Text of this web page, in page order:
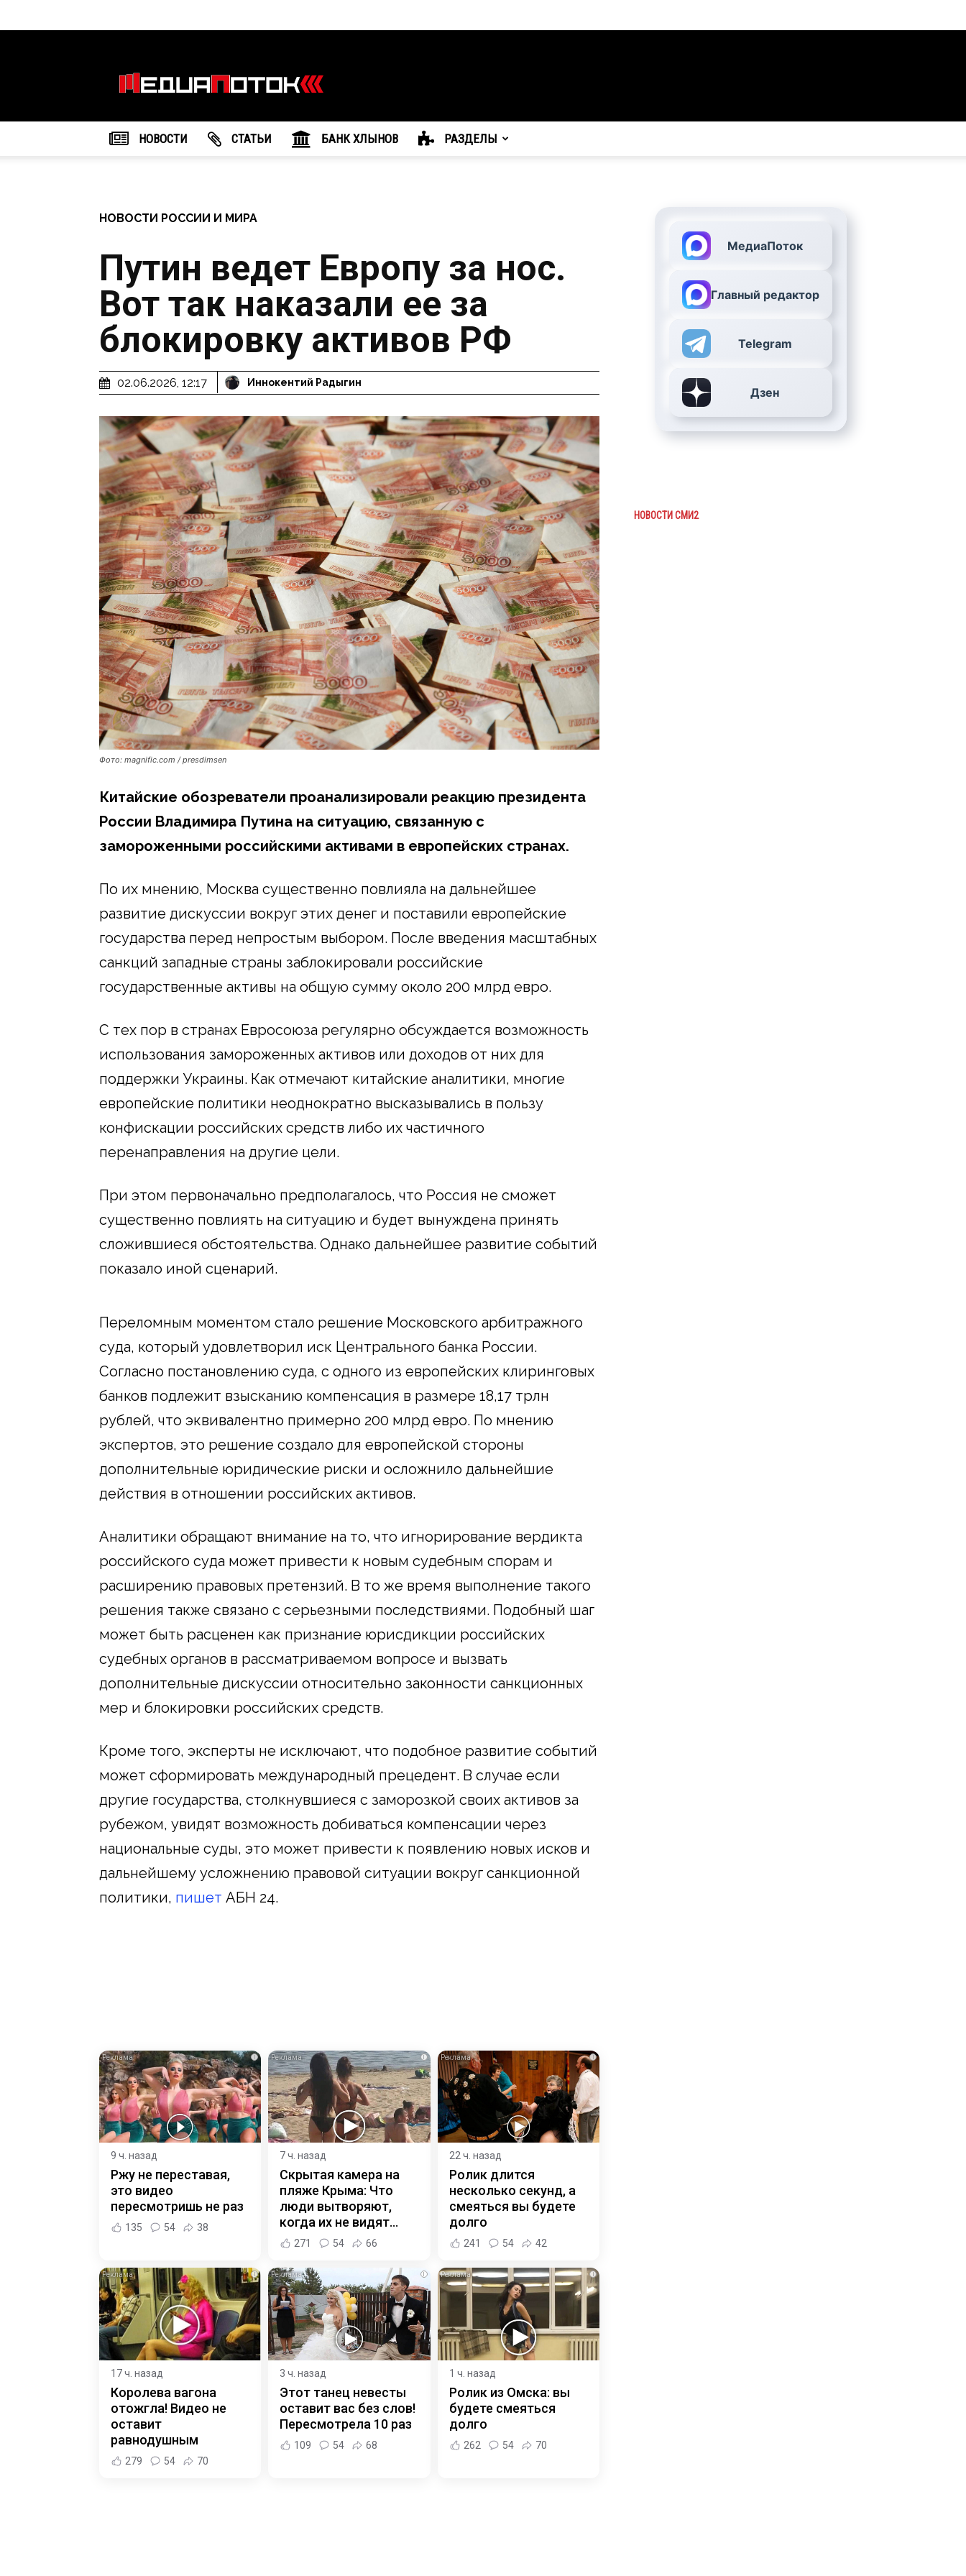
агентство
"МедиаПоток"
НОВОСТИ CТАТЬИ БАНК ХЛЫНОВ РАЗДЕЛЫ
НОВОСТИ РОССИИ И МИРА
Путин ведет Европу за нос.
Вот так наказали ее за
блокировку активов РФ
02.06.2026, 12:17 Иннокентий Радыгин
Фото: magnific.com / presdimsen
Китайские обозреватели проанализировали реакцию президента
России Владимира Путина на ситуацию, связанную с
замороженными российскими активами в европейских странах.
По их мнению, Москва существенно повлияла на дальнейшее
развитие дискуссии вокруг этих денег и поставили европейские
государства перед непростым выбором. После введения масштабных
санкций западные страны заблокировали российские
государственные активы на общую сумму около 200 млрд евро.
С тех пор в странах Евросоюза регулярно обсуждается возможность
использования замороженных активов или доходов от них для
поддержки Украины. Как отмечают китайские аналитики, многие
европейские политики неоднократно высказывались в пользу
конфискации российских средств либо их частичного
перенаправления на другие цели.
При этом первоначально предполагалось, что Россия не сможет
существенно повлиять на ситуацию и будет вынуждена принять
сложившиеся обстоятельства. Однако дальнейшее развитие событий
показало иной сценарий.
Переломным моментом стало решение Московского арбитражного
суда, который удовлетворил иск Центрального банка России.
Согласно постановлению суда, с одного из европейских клиринговых
банков подлежит взысканию компенсация в размере 18,17 трлн
рублей, что эквивалентно примерно 200 млрд евро. По мнению
экспертов, это решение создало для европейской стороны
дополнительные юридические риски и осложнило дальнейшие
действия в отношении российских активов.
Аналитики обращают внимание на то, что игнорирование вердикта
российского суда может привести к новым судебным спорам и
расширению правовых претензий. В то же время выполнение такого
решения также связано с серьезными последствиями. Подобный шаг
может быть расценен как признание юрисдикции российских
судебных органов в рассматриваемом вопросе и вызвать
дополнительные дискуссии относительно законности санкционных
мер и блокировки российских средств.
Кроме того, эксперты не исключают, что подобное развитие событий
может сформировать международный прецедент. В случае если
другие государства, столкнувшиеся с заморозкой своих активов за
рубежом, увидят возможность добиваться компенсации через
национальные суды, это может привести к появлению новых исков и
дальнейшему усложнению правовой ситуации вокруг санкционной
политики, пишет АБН 24.
i
9 ч. назад
Ржу не переставая,
это видео
пересмотришь не раз
135 54 38
i
7 ч. назад
Скрытая камера на
пляже Крыма: Что
люди вытворяют,
когда их не видят...
271 54 66
i
22 ч. назад
Ролик длится
несколько секунд, а
смеяться вы будете
долго
241 54 42
i
17 ч. назад
Королева вагона
отожгла! Видео не
оставит
равнодушным
279 54 70
i
3 ч. назад
Этот танец невесты
оставит вас без слов!
Пересмотрела 10 раз
109 54 68
i
1 ч. назад
Ролик из Омска: вы
будете смеяться
долго
262 54 70
МедиаПоток
Главный редактор
Telegram
Дзен
НОВОСТИ СМИ2